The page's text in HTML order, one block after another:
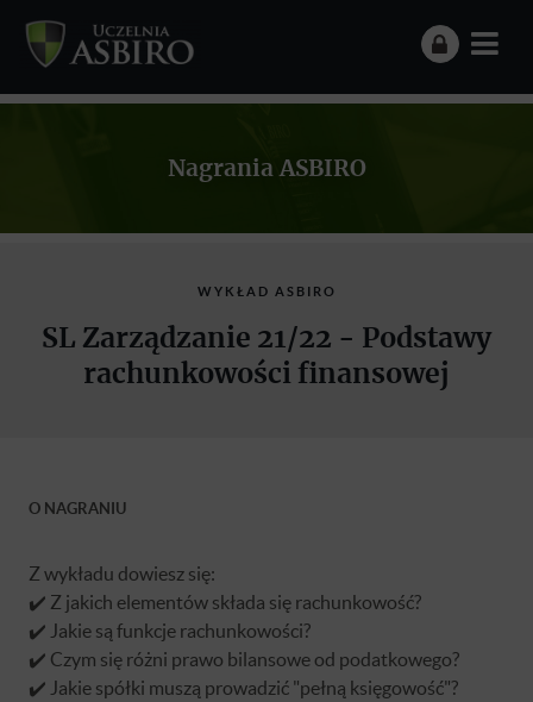
Nagrania ASBIRO
WYKŁAD ASBIRO
SL Zarządzanie 21/22 - Podstawy
rachunkowości finansowej
O NAGRANIU
Z wykładu dowiesz się:
✔️ Z jakich elementów składa się rachunkowość?
✔️ Jakie są funkcje rachunkowości?
✔️ Czym się różni prawo bilansowe od podatkowego?
✔️ Jakie spółki muszą prowadzić "pełną księgowość"?